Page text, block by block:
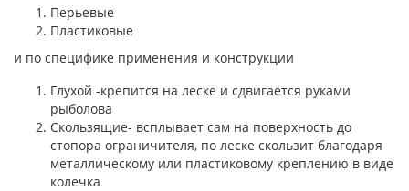
Перьевые
Пластиковые
и по специфике применения и конструкции
Глухой -крепится на леске и сдвигается руками
рыболова
Скользящие- всплывает сам на поверхность до
стопора ограничителя, по леске скользит благодаря
металлическому или пластиковому креплению в виде
колечка